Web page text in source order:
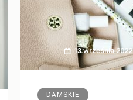
13 września 2022
DAMSKIE